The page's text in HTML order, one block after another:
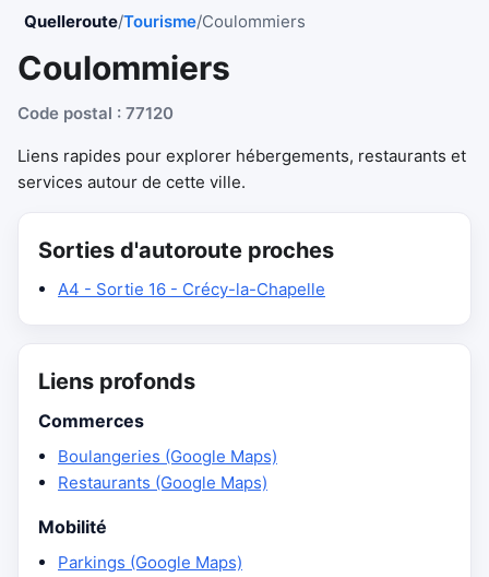
Quelleroute/Tourisme/Coulommiers
Coulommiers
Code postal : 77120
Liens rapides pour explorer hébergements, restaurants et
services autour de cette ville.
Sorties d'autoroute proches
A4 - Sortie 16 - Crécy-la-Chapelle
Liens profonds
Commerces
Boulangeries (Google Maps)
Restaurants (Google Maps)
Mobilité
Parkings (Google Maps)